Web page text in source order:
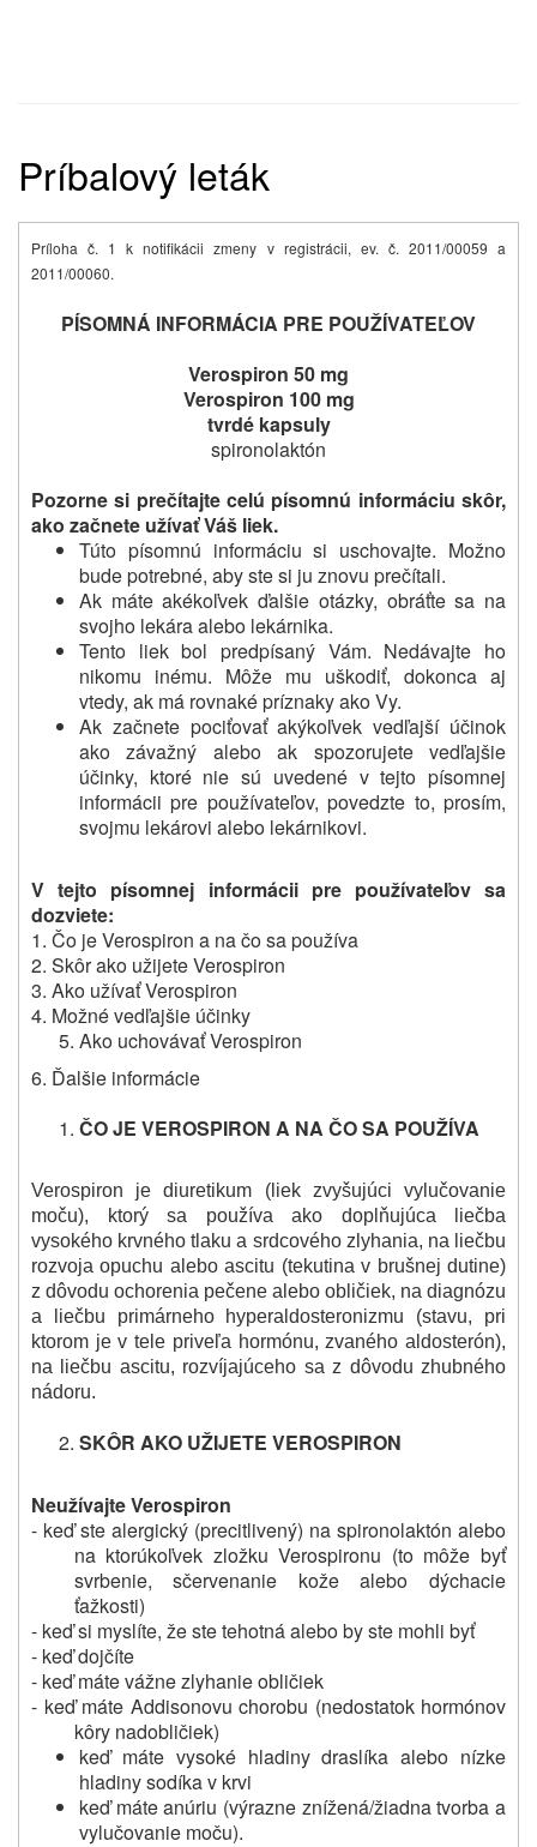
Príbalový leták
Príloha č. 1 k notifikácii zmeny v registrácii, ev. č. 2011/00059 a
2011/00060.
PÍSOMNÁ INFORMÁCIA PRE POUŽÍVATEĽOV
Verospiron 50 mg
Verospiron 100 mg
tvrdé kapsuly
spironolaktón
Pozorne si prečítajte celú písomnú informáciu skôr,
ako začnete užívať Váš liek.
Túto písomnú informáciu si uschovajte. Možno
bude potrebné, aby ste si ju znovu prečítali.
Ak máte akékoľvek ďalšie otázky, obráťte sa na
svojho lekára alebo lekárnika.
Tento liek bol predpísaný Vám. Nedávajte ho
nikomu inému. Môže mu uškodiť, dokonca aj
vtedy, ak má rovnaké príznaky ako Vy.
Ak začnete pociťovať akýkoľvek vedľajší účinok
ako závažný alebo ak spozorujete vedľajšie
účinky, ktoré nie sú uvedené v tejto písomnej
informácii pre používateľov, povedzte to, prosím,
svojmu lekárovi alebo lekárnikovi.
V tejto písomnej informácii pre používateľov sa
dozviete:
1. Čo je Verospiron a na čo sa používa
2. Skôr ako užijete Verospiron
3. Ako užívať Verospiron
4. Možné vedľajšie účinky
Ako uchovávať Verospiron
6. Ďalšie informácie
ČO JE VEROSPIRON A NA ČO SA POUŽÍVA
Verospiron je diuretikum (liek zvyšujúci vylučovanie
moču), ktorý sa používa ako doplňujúca liečba
vysokého krvného tlaku a srdcového zlyhania, na liečbu
rozvoja opuchu alebo ascitu (tekutina v brušnej dutine)
z dôvodu ochorenia pečene alebo obličiek, na diagnózu
a liečbu primárneho hyperaldosteronizmu (stavu, pri
ktorom je v tele priveľa hormónu, zvaného aldosterón),
na liečbu ascitu, rozvíjajúceho sa z dôvodu zhubného
nádoru.
SKÔR AKO UŽIJETE VEROSPIRON
Neužívajte Verospiron
- keď ste alergický (precitlivený) na spironolaktón alebo
na ktorúkoľvek zložku Verospironu (to môže byť
svrbenie, sčervenanie kože alebo dýchacie
ťažkosti)
- keď si myslíte, že ste tehotná alebo by ste mohli byť
- keď dojčíte
- keď máte vážne zlyhanie obličiek
- keď máte Addisonovu chorobu (nedostatok hormónov
kôry nadobličiek)
keď máte vysoké hladiny draslíka alebo nízke
hladiny sodíka v krvi
keď máte anúriu (výrazne znížená/žiadna tvorba a
vylučovanie moču).